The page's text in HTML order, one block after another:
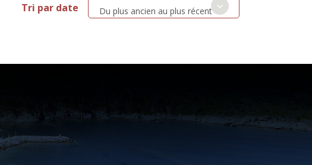
Tri par date Du plus ancien au plus récent